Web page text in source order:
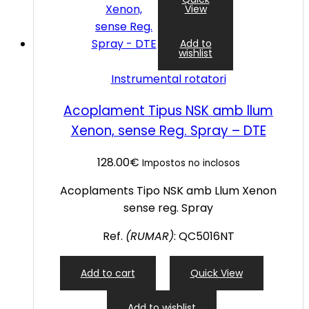
View
Add to
wishlist
Instrumental rotatori
Acoplament Tipus NSK amb llum
Xenon, sense Reg. Spray – DTE
128.00€ Impostos no inclosos
Acoplaments Tipo NSK amb Llum Xenon
sense reg. Spray
Ref. (RUMAR): QC5016NT
Add to cart Quick View